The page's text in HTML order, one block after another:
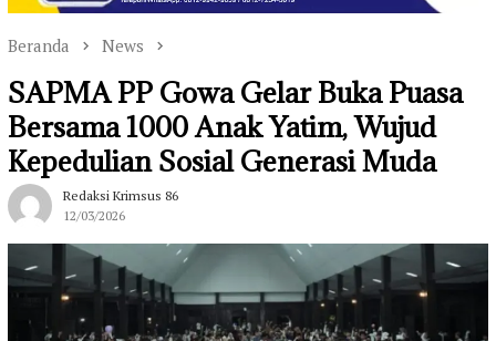
Beranda News
SAPMA PP Gowa Gelar Buka Puasa
Bersama 1000 Anak Yatim, Wujud
Kepedulian Sosial Generasi Muda
Redaksi Krimsus 86
12/03/2026